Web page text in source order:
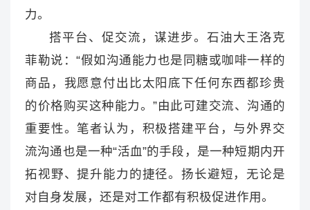
力。
搭平台、促交流，谋进步。石油大王洛克
菲勒说：“假如沟通能力也是同糖或咖啡一样的
商品，我愿意付出比太阳底下任何东西都珍贵
的价格购买这种能力。”由此可建交流、沟通的
重要性。笔者认为，积极搭建平台，与外界交
流沟通也是一种“活血”的手段，是一种短期内开
拓视野、提升能力的捷径。扬长避短，无论是
对自身发展，还是对工作都有积极促进作用。